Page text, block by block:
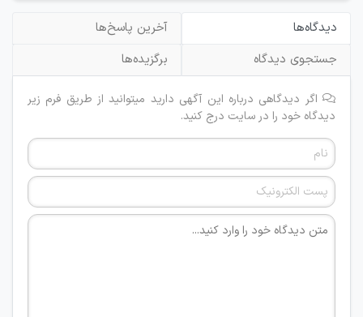
دیدگاه‌ها
آخرین پاسخ‌ها
جستجوی دیدگاه
برگزیده‌ها
اگر دیدگاهی درباره این آگهی دارید میتوانید از طریق فرم زیر
دیدگاه خود را در سایت درج کنید.